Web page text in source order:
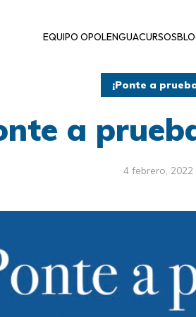
EQUIPO OPOLENGUACURSOS
¡Ponte a
a
4 febrero, 2022